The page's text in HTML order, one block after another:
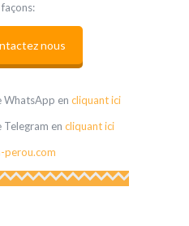
nous
WhatsApp en cliquant ici
Telegram en cliquant ici
perou.com